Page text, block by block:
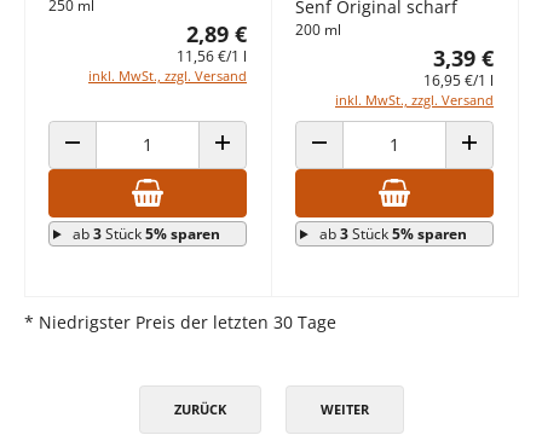
250 ml
2,89 €
11,56 €/1 l
inkl. MwSt., zzgl. Versand
ANZAHL VERRINGERN ANZAHL ERHÖHEN
ab3Stück5% sparen
Senf Original scharf
200 ml
3,39 €
16,95 €/1 l
inkl. MwSt., zzgl. Versand
ANZAHL VERRINGERN ANZAHL
ab3Stück5% sparen
* Niedrigster Preis der letzten 30 Tage
ZURÜCK WEITER